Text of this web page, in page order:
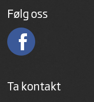
Følg oss
Ta kontakt